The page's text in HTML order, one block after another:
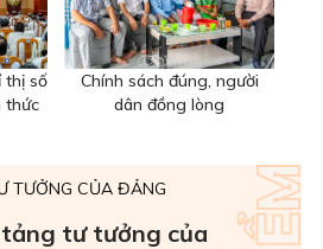
thị số
thức
Chính sách đúng, người
dân đồng lòng
TƯỞNG CỦA ĐẢNG
tảng tư tưởng của